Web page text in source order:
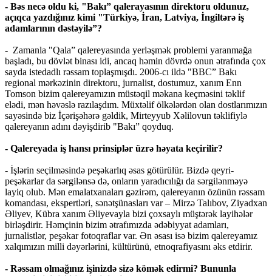
- Bəs necə oldu ki, "Bakı” qalerayasının direktoru oldunuz,
açıqca yazdığınız kimi "Türkiyə, İran, Latviya, İngiltərə iş
adamlarının dəstəyilə”?
- Zamanla "Qala” qalereyasında yerləşmək problemi yaranmağa
başladı, bu dövlət binası idi, ancaq həmin dövrdə onun ətrafında çox
sayda istedadlı rəssam toplaşmışdı. 2006-cı ildə "BBC” Bakı
regional mərkəzinin direktoru, jurnalist, dostumuz, xanım Enn
Tomson bizim qalereyamızın müstəqil məkana keçməsini təklif
elədi, mən həvəslə razılaşdım. Müxtəlif ölkələrdən olan dostlarımızın
sayəsində biz İçərişəhərə gəldik, Mirteyyub Xəlilovun təklifiylə
qalereyanın adını dəyişdirib "Bakı” qoyduq.
- Qalereyada iş hansı prinsiplər üzrə həyata keçirilir?
- İşlərin seçilməsində peşəkarlıq əsas götürülür. Bizdə qeyri-
peşəkarlar da sərgilənsə də, onların yaradıcılığı da sərgilənməyə
layiq olub. Mən emalatxanaları gəzirəm, qalereyanın özünün rəssam
komandası, ekspertləri, sənətşünasları var – Mirzə Talıbov, Ziyadxan
Əliyev, Kübra xanım Əliyevayla bizi çoxsaylı müştərək layihələr
birləşdirir. Həmçinin bizim ətrafımızda ədəbiyyat adamları,
jurnalistlər, peşəkar fotoqraflar var. Ən əsası isə bizim qalereyamız
xalqımızın milli dəyərlərini, kültürünü, etnoqrafiyasını əks etdirir.
- Rəssam olmağınız işinizdə sizə kömək edirmi? Bununla